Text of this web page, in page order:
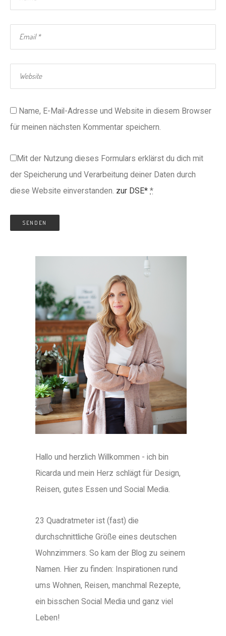
Name, E-Mail-Adresse und Website in diesem Browser
für meinen nächsten Kommentar speichern.
Mit der Nutzung dieses Formulars erklärst du dich mit
der Speicherung und Verarbeitung deiner Daten durch
diese Website einverstanden. zur DSE* *
Hallo und herzlich Willkommen - ich bin
Ricarda und mein Herz schlägt für Design,
Reisen, gutes Essen und Social Media.
23 Quadratmeter ist (fast) die
durchschnittliche Größe eines deutschen
Wohnzimmers. So kam der Blog zu seinem
Namen. Hier zu finden: Inspirationen rund
ums Wohnen, Reisen, manchmal Rezepte,
ein bisschen Social Media und ganz viel
Leben!